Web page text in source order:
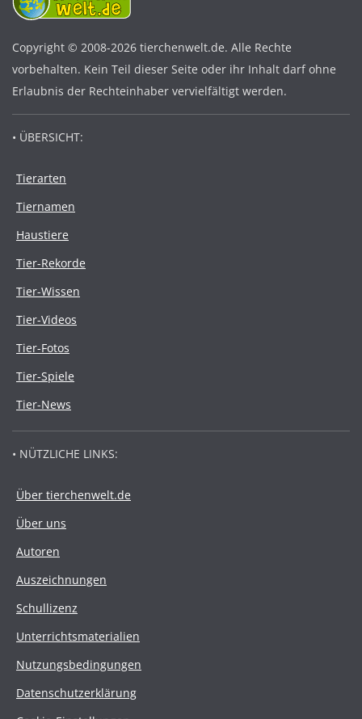
Copyright © 2008-2026 tierchenwelt.de. Alle Rechte
vorbehalten. Kein Teil dieser Seite oder ihr Inhalt darf ohne
Erlaubnis der Rechteinhaber vervielfältigt werden.
• ÜBERSICHT:
Tierarten
Tiernamen
Haustiere
Tier-Rekorde
Tier-Wissen
Tier-Videos
Tier-Fotos
Tier-Spiele
Tier-News
• NÜTZLICHE LINKS:
Über tierchenwelt.de
Über uns
Autoren
Auszeichnungen
Schullizenz
Unterrichtsmaterialien
Nutzungsbedingungen
Datenschutzerklärung